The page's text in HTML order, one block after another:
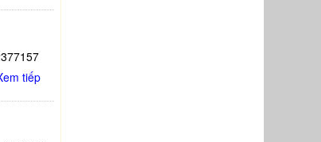
tiếp